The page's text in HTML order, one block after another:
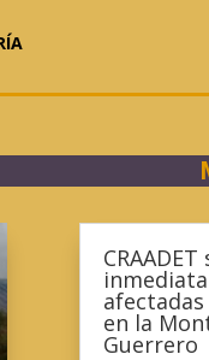
en la
Guerrero